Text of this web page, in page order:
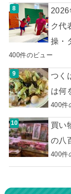
2026
ク代
操・
400件のビュー
つく
は何
400件
買い
の八
400件